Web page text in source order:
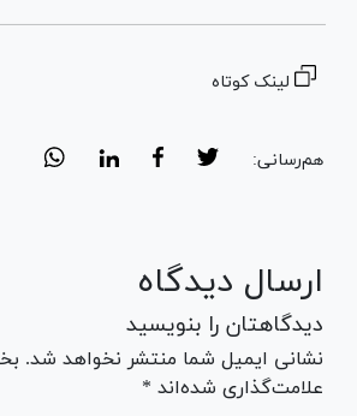
لینک کوتاه
هم‌رسانی:
ارسال دیدگاه
دیدگاهتان را بنویسید
نشانی ایمیل شما منتشر نخواهد شد.
علامت‌گذاری شده‌اند *